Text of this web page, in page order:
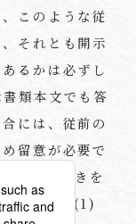
このような従
それとも開示
るかは必ずし
類本文でも答
には、従前の
留意が必要で
ント手続きを
、前記2
(1)